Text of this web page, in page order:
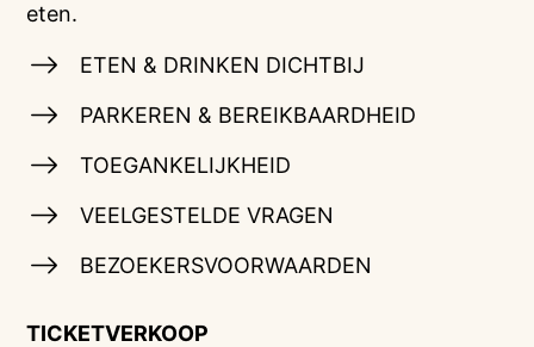
eten.
ETEN & DRINKEN DICHTBIJ
PARKEREN & BEREIKBAARDHEID
TOEGANKELIJKHEID
VEELGESTELDE VRAGEN
BEZOEKERSVOORWAARDEN
TICKETVERKOOP